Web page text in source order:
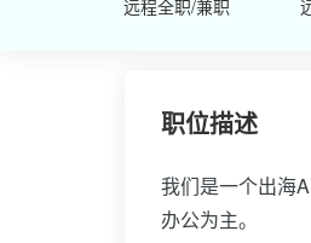
远程全职/兼职
职位描述
我们是一个出海
办公为主。